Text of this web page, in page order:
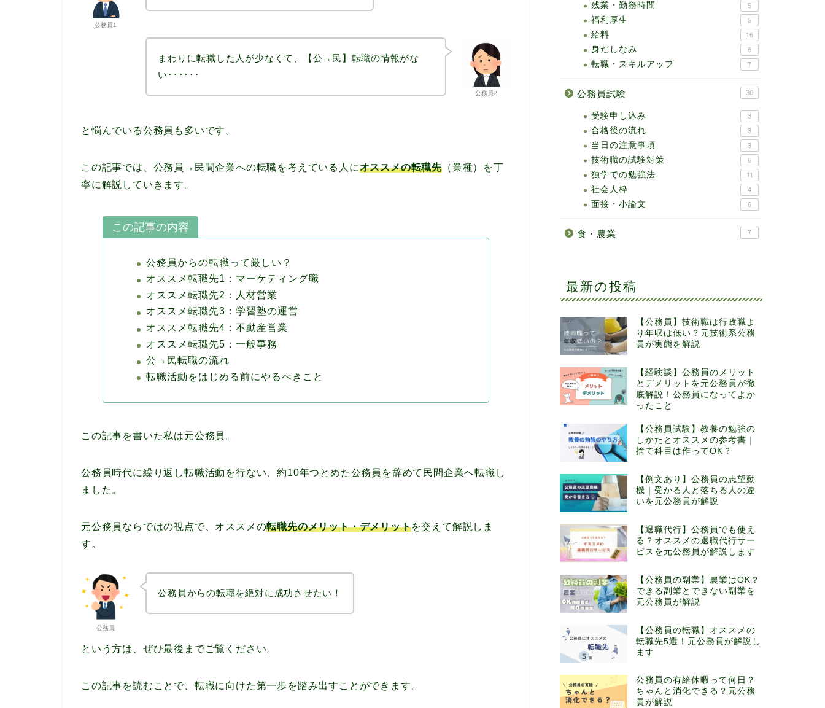
公務員1
公務員2
まわりに転職した人が少なくて、【公→民】転職の情報がな
い･･････
と悩んでいる公務員も多いです。
この記事では、公務員→民間企業への転職を考えている人にオススメの転職先 （業種）を丁
寧に解説していきます。
この記事の内容
公務員からの転職って厳しい？
オススメ転職先1：マーケティング職
オススメ転職先2：人材営業
オススメ転職先3：学習塾の運営
オススメ転職先4：不動産営業
オススメ転職先5：一般事務
公→民転職の流れ
転職活動をはじめる前にやるべきこと
この記事を書いた私は元公務員。
公務員時代に繰り返し転職活動を行ない、約10年つとめた公務員を辞めて民間企業へ転職し
ました。
元公務員ならではの視点で、オススメの転職先のメリット・デメリットを交えて解説しま
す。
公務員
公務員からの転職を絶対に成功させたい！
という方は、ぜひ最後までご覧ください。
この記事を読むことで、転職に向けた第一歩を踏み出すことができます。
残業・勤務時間 5
福利厚生 5
給料 16
身だしなみ 6
転職・スキルアップ 7
公務員試験 30
受験申し込み 3
合格後の流れ 3
当日の注意事項 3
技術職の試験対策 6
独学での勉強法 11
社会人枠 4
面接・小論文 6
食・農業 7
最新の投稿
【公務員】技術職は行政職よ
り年収は低い？元技術系公務
員が実態を解説
【経験談】公務員のメリット
とデメリットを元公務員が徹
底解説！公務員になってよか
ったこと
【公務員試験】教養の勉強の
しかたとオススメの参考書｜
捨て科目は作ってOK？
【例文あり】公務員の志望動
機｜受かる人と落ちる人の違
いを元公務員が解説
【退職代行】公務員でも使え
る？オススメの退職代行サー
ビスを元公務員が解説します
【公務員の副業】農業はOK？
できる副業とできない副業を
元公務員が解説
【公務員の転職】オススメの
転職先5選！元公務員が解説し
ます
公務員の有給休暇って何日？
ちゃんと消化できる？元公務
員が解説